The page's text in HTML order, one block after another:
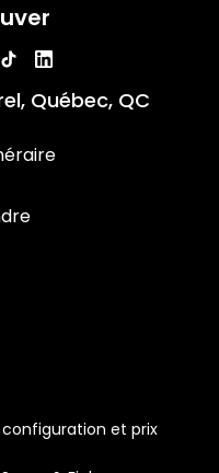
Québec, QC
configuration et prix